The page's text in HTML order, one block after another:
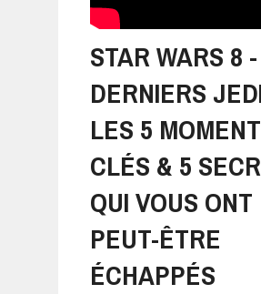
STAR WARS 8
DERNIERS
LES 5
CLÉS & 5
QUI VOUS ONT
PEUT-ÊTRE
ÉCHAPPÉS